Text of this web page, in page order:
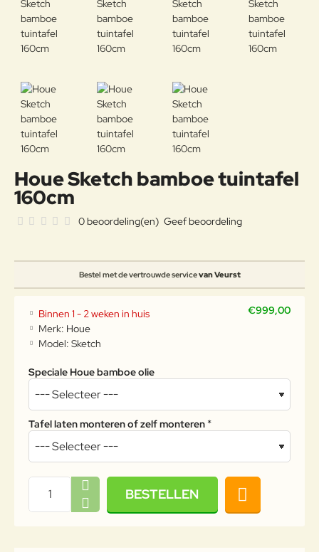
Houe Sketch bamboe tuintafel
160cm
Bestel met de vertrouwde servicevan Veurst
0 beoordeling(en) Geef beoordeling
€999,00
Binnen 1 - 2 weken in huis
Merk: Houe
Model: Sketch
Speciale Houe bamboe olie
Tafel laten monteren of zelf monteren
BESTELLEN